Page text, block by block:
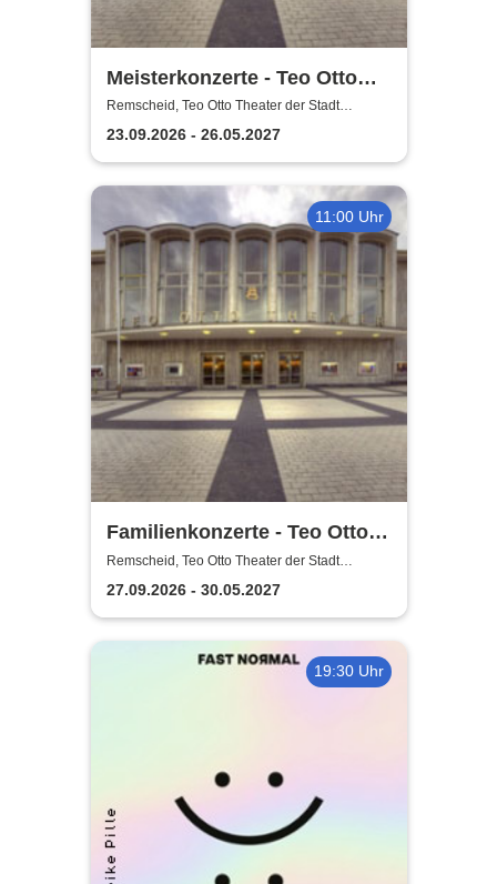
Meisterkonzerte - Teo Otto
Theater der Stadt Remscheid
Remscheid, Teo Otto Theater der Stadt
Remscheid
23.09.2026 - 26.05.2027
11:00 Uhr
Familienkonzerte - Teo Otto
Theater der Stadt Remscheid
Remscheid, Teo Otto Theater der Stadt
Remscheid
27.09.2026 - 30.05.2027
19:30 Uhr